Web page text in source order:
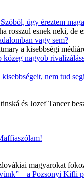
úgy éreztem
rosszul esnek neki, de
vagy sem?
a kisebbségi
nagyob
nem tud
és Jozef Tancer
magyarokat
– a Pozsonyi Kifli